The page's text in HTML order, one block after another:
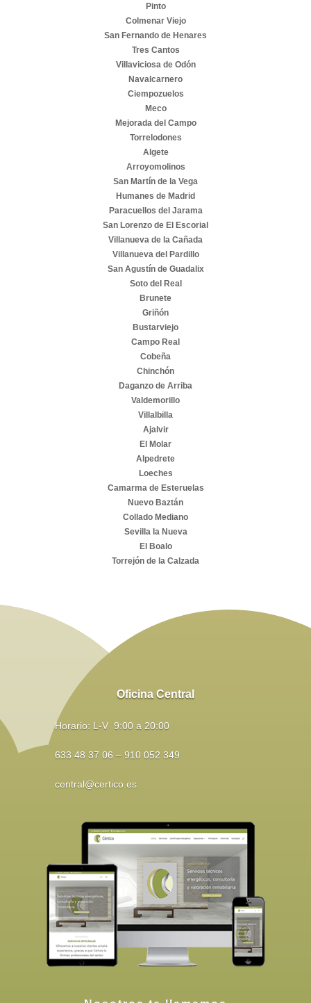
Pinto
Colmenar Viejo
San Fernando de Henares
Tres Cantos
Villaviciosa de Odón
Navalcarnero
Ciempozuelos
Meco
Mejorada del Campo
Torrelodones
Algete
Arroyomolinos
San Martín de la Vega
Humanes de Madrid
Paracuellos del Jarama
San Lorenzo de El Escorial
Villanueva de la Cañada
Villanueva del Pardillo
San Agustín de Guadalix
Soto del Real
Brunete
Griñón
Bustarviejo
Campo Real
Cobeña
Chinchón
Daganzo de Arriba
Valdemorillo
Villalbilla
Ajalvir
El Molar
Alpedrete
Loeches
Camarma de Esteruelas
Nuevo Baztán
Collado Mediano
Sevilla la Nueva
El Boalo
Torrejón de la Calzada
Oficina Central
Horario: L-V 9:00 a 20:00
633 48 37 06 – 910 052 349
central@certico.es